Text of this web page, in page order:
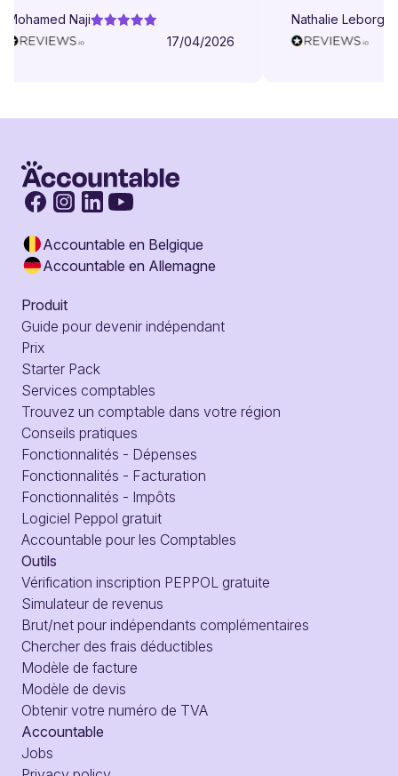
Naji
17/04/2026
Nathalie Leborgne
Accountable en Belgique
Accountable en Allemagne
Produit
Guide pour devenir indépendant
Prix
Starter Pack
Services comptables
Trouvez un comptable dans votre région
Conseils pratiques
Fonctionnalités - Dépenses
Fonctionnalités - Facturation
Fonctionnalités - Impôts
Logiciel Peppol gratuit
Accountable pour les Comptables
Outils
Vérification inscription PEPPOL gratuite
Simulateur de revenus
Brut/net pour indépendants complémentaires
Chercher des frais déductibles
Modèle de facture
Modèle de devis
Obtenir votre numéro de TVA
Accountable
Jobs